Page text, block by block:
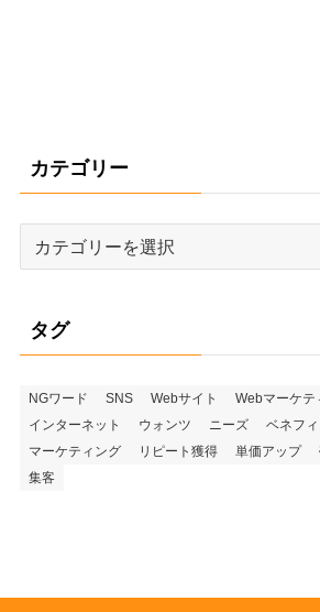
カテゴリー
ー
タグ
NGワード SNS Webサイト
Webマーケテ
インターネット
ウォンツ ニーズ ベネフィ
マーケティング
リピート獲得 単価アップ
集客